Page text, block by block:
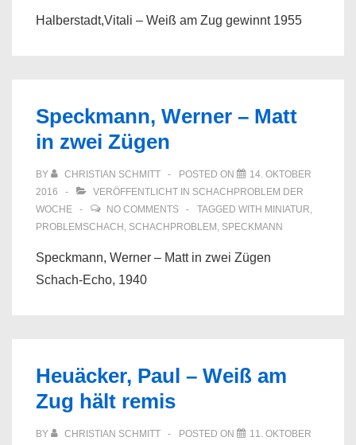
Halberstadt,Vitali – Weiß am Zug gewinnt 1955
Speckmann, Werner – Matt
in zwei Zügen
BY CHRISTIAN SCHMITT POSTED ON
14. OKTOBER
2016
VERÖFFENTLICHT IN SCHACHPROBLEM DER
WOCHE
NO COMMENTS TAGGED WITH MINIATUR,
PROBLEMSCHACH , SCHACHPROBLEM , SPECKMANN
Speckmann, Werner – Matt in zwei Zügen
Schach-Echo, 1940
Heuäcker, Paul – Weiß am
Zug hält remis
BY CHRISTIAN SCHMITT POSTED ON
11. OKTOBER